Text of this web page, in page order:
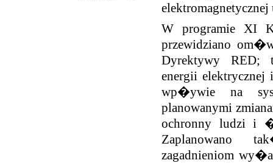
W programie XI
przewidziano
Dyrektywy RED;
energii
wp�ywie na
planowanymi
ochronny ludzi i
Zaplanowano
zagadnieniom